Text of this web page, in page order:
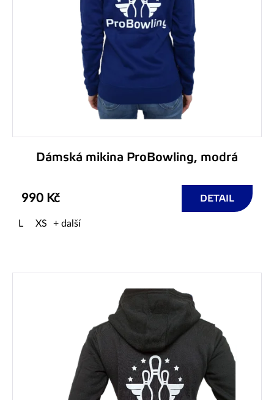
Dámská mikina ProBowling, modrá
990 Kč DETAIL
L XS + další